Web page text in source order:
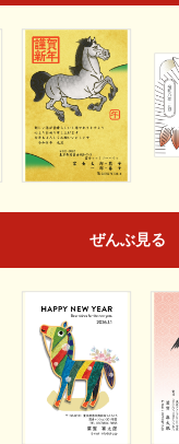
ぜんぶ見る